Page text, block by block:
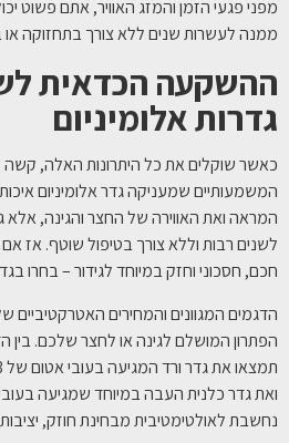
מפני פגעי הזמן והמזג האוויר, אתם פשוט
ממנה לעשרות שנים ללא צורך בתחזוקה
ההשקעה הכדאית
גדרות אלומיניום
כאשר שוקלים את כל היתרונות האלה, קשה
המשמעותיים שמעניקה גדר אלומיניום
המראה ואת האווירה של החצר והגינה,
לשנים רבות וללא צורך בטיפול שוטף. אז
חכם, חסכוני וחזק במיוחד לגידור – בחרו
הדגמים המגוונים והמחירים
הפתרון המושלם לגינה או לחצר שלכם. בין
נחשבת לאולטימטיבית מבחינת חוזק,